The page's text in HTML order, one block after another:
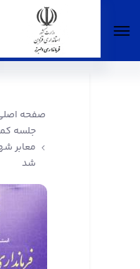
صفحه
جلسه
معابر
شد